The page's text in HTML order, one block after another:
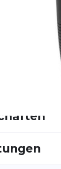
in die
leiten
an der
an. Eine
wird durch
speziell auf
perfekt für